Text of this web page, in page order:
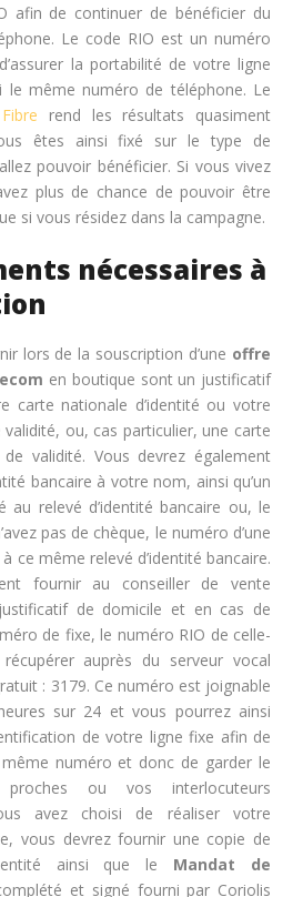
afin de continuer de bénéficier du
Le code RIO est un numéro
la portabilité de votre ligne
le même numéro de téléphone. Le
rend les résultats quasiment
êtes ainsi fixé sur le type de
pouvoir bénéficier. Si vous vivez
plus de chance de pouvoir être
si vous résidez dans la campagne.
nécessaires à
lors de la souscription d’une offre
en boutique sont un justificatif
carte nationale d’identité ou votre
ou, cas particulier, une carte
validité. Vous devrez également
bancaire à votre nom, ainsi qu’un
au relevé d’identité bancaire ou, le
pas de chèque, le numéro d’une
ce même relevé d’identité bancaire.
fournir au conseiller de vente
de domicile et en cas de
de fixe, le numéro RIO de celle-
auprès du serveur vocal
: 3179. Ce numéro est joignable
sur 24 et vous pourrez ainsi
de votre ligne fixe afin de
numéro et donc de garder le
ou vos interlocuteurs
avez choisi de réaliser votre
vous devrez fournir une copie de
ainsi que le Mandat de
et signé fourni par Coriolis